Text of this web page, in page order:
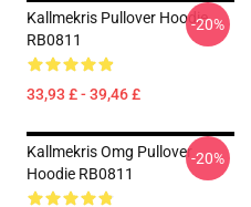
Kallmekris Pullover Hoodie
RB0811
33,93 £ - 39,46 £
-20%
Kallmekris Omg Pullover
Hoodie RB0811
-20%